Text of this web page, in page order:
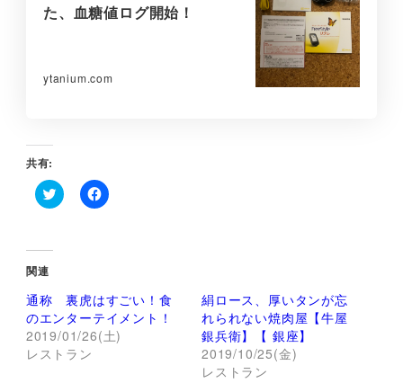
た、血糖値ログ開始！
ytanium.com
共有:
ク
し
て
T
i
t
t
e
r
で
F
で
共
有
す
に
関連
通称 裏虎はすごい！食
のエンターテイメント！
2019/01/26(土)
レストラン
絹ロース、厚いタンが忘
れられない焼肉屋【牛屋
銀兵衛】【 銀座】
2019/10/25(金)
レストラン